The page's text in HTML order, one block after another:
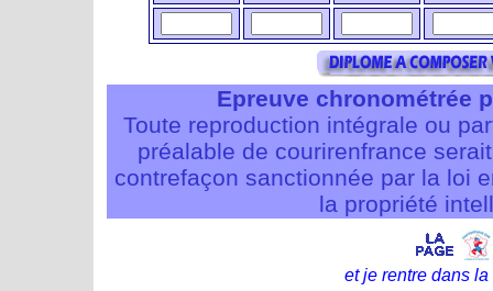
Epreuve chronométrée
Toute reproduction intégrale ou
préalable de courirenfrance
contrefaçon sanctionnée par la loi
la propriété
et je rentre dans la